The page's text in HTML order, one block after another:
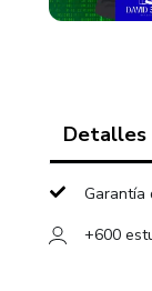
Detalles
Garantía
+600